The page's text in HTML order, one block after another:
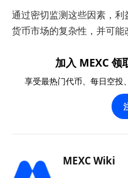
通过密切监测这些因素，
货币市场的复杂性，并可能
加入 MEXC 领
享受最热门代币、每日空投
MEXC Wiki